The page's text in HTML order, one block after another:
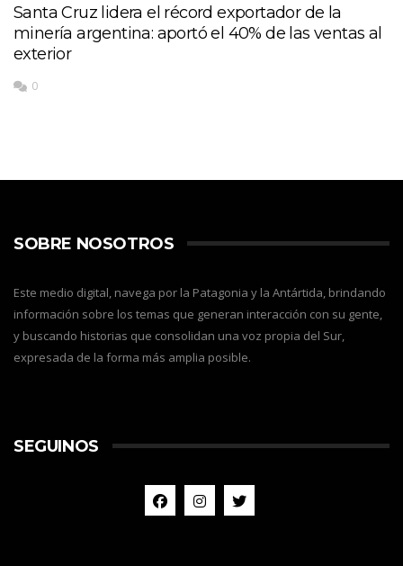
Santa Cruz lidera el récord exportador de la
minería argentina: aportó el 40% de las ventas al
exterior
0
SOBRE NOSOTROS
Este medio digital, navega por la Patagonia y la Antártida, brindando
información sobre los temas que generan interacción con su gente,
y buscando historias que consolidan una voz propia del Sur,
expresada de la forma más amplia posible.
SEGUINOS